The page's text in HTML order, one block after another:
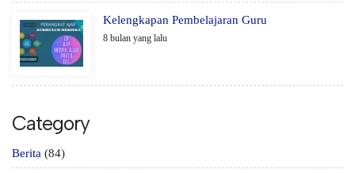
Kelengkapan Pembelajaran Guru
8 bulan yang lalu
Category
Berita (84)